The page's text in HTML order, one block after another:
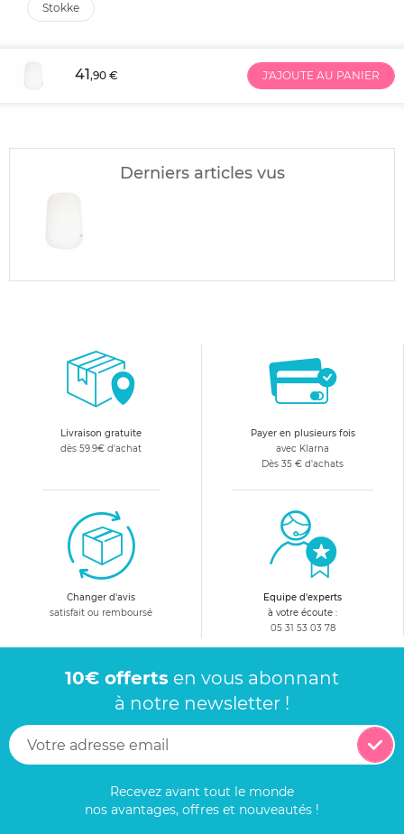
stokke
41,90 € J'AJOUTE AU PANIER
Derniers articles vus
Livraison gratuite
dès 59.9€ d'achat
Payer en plusieurs fois
avec Klarna
Dès 35 € d'achats
Changer d'avis
satisfait ou remboursé
Equipe d'experts
à votre écoute :
05 31 53 03 78
10€ offerts en vous abonnant
à notre newsletter !
Recevez avant tout le monde
nos avantages, offres et nouveautés !